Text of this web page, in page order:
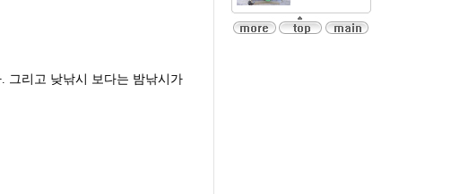
그리고 낮낚시 보다는 밤낚시가